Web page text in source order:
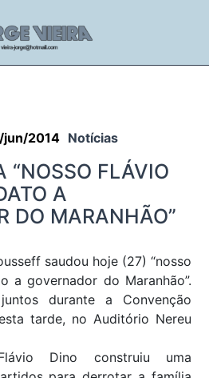
jun/2014 Notícias
“NOSSO FLÁVIO
A
DO MARANHÃO”
saudou hoje (27) “nosso
a governador do Maranhão”.
durante a Convenção
tarde, no Auditório Nereu
Dino construiu uma